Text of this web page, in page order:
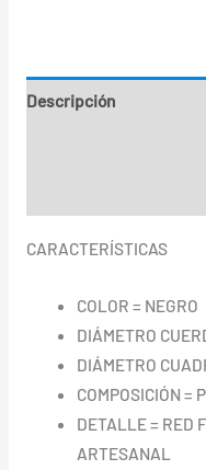
Descripción
CARACTERÍSTICAS
COLOR = NEGRO
DIÁMETRO
DIÁMETRO
COMPOSICIÓN =
DETALLE = RED
ARTESANAL